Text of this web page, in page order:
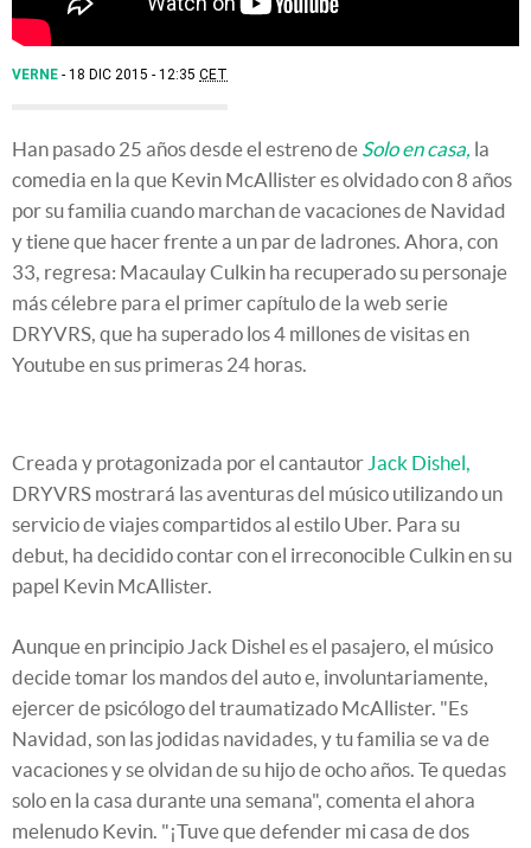
VERNE 18 DIC 2015 - 12:35 CET
Han pasado 25 años desde el estreno de Solo en casa, la
comedia en la que Kevin McAllister es olvidado con 8 años
por su familia cuando marchan de vacaciones de Navidad
y tiene que hacer frente a un par de ladrones. Ahora, con
33, regresa: Macaulay Culkin ha recuperado su personaje
más célebre para el primer capítulo de la web serie
DRYVRS, que ha superado los 4 millones de visitas en
Youtube en sus primeras 24 horas.
Creada y protagonizada por el cantautor Jack Dishel,
DRYVRS mostrará las aventuras del músico utilizando un
servicio de viajes compartidos al estilo Uber. Para su
debut, ha decidido contar con el irreconocible Culkin en su
papel Kevin McAllister.
Aunque en principio Jack Dishel es el pasajero, el músico
decide tomar los mandos del auto e, involuntariamente,
ejercer de psicólogo del traumatizado McAllister. "Es
Navidad, son las jodidas navidades, y tu familia se va de
vacaciones y se olvidan de su hijo de ocho años. Te quedas
solo en la casa durante una semana", comenta el ahora
melenudo Kevin. "¡Tuve que defender mi casa de dos